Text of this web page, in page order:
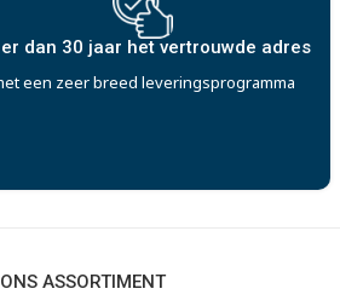
dan 30 jaar het vertrouwde adres
een zeer breed leveringsprogramma
ONS ASSORTIMENT